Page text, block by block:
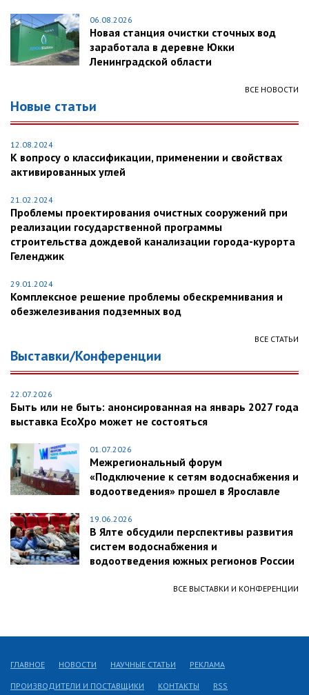
06.08.2026
Новая станция очистки сточных вод
заработала в деревне Юкки
Ленинградской области
ВСЕ НОВОСТИ
Новые статьи
12.08.2024
К вопросу о классификации, применении и свойствах
активированных углей
21.02.2024
Проблемы проектирования очистных сооружений при
реализации государственной программы
строительства дождевой канализации города-курорта
Геленджик
29.01.2024
Комплексное решение проблемы обескремнивания и
обезжелезивания подземных вод
ВСЕ СТАТЬИ
Выставки/Конференции
22.07.2026
Быть или не быть: анонсированная на январь 2027 года
выставка EcoXpo может не состояться
01.07.2026
Межрегиональный форум
«Подключение к сетям водоснабжения и
водоотведения» прошел в Ярославле
19.06.2026
В Ялте обсудили перспективы развития
систем водоснабжения и
водоотведения южных регионов России
ВСЕ ВЫСТАВКИ И КОНФЕРЕНЦИИ
ГЛАВНОЕ НОВОСТИ НАУЧНЫЕ СТАТЬИ РЕКЛАМА
ПРОИЗВОДИТЕЛИ И ПОСТАВЩИКИ КОНТАКТЫ RSS